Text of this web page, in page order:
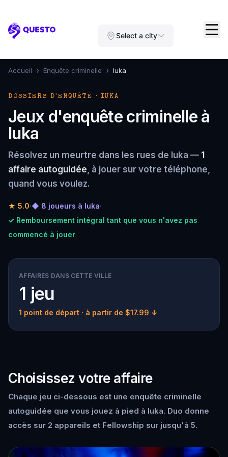
Questo Select a city
Accueil › Enquête criminelle › Iuka
DOSSIERS D'ENQUÊTE · IUKA
Jeux d'enquête criminelle à
Iuka
Résolvez un meurtre dans les rues de Iuka — 1
affaire autoguidée, à jouer sur votre téléphone,
quand vous voulez.
★ 5.0·◆ 8 joueurs à Iuka·
✓ Remboursement intégral tant que vous n'avez pas
commencé à jouer
AFFAIRES DANS CETTE VILLE
1 jeu
1 point de départ · à partir de $17.99 ↓
Choisissez votre affaire
Chaque jeu ci-dessous est une enquête criminelle
autoguidée que vous jouez à pied à Iuka. Duo donne
accès sur 2 appareils et Fellowship sur jusqu'à 5.